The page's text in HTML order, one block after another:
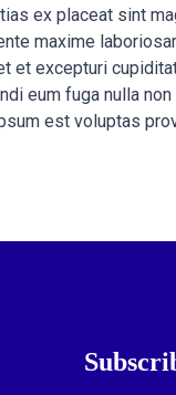
ex placeat sint
maxime
et excepturi
eum fuga nulla
est voluptas